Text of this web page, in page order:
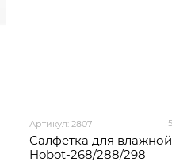
Артикул: 2807 5
Салфетка для
Hobot-268/288/298